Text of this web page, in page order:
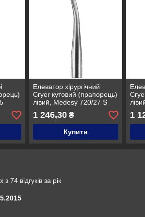
Елеватор хірургічний
Cryer кутовий (прапорець)
лівий, Medesy 720/27 S
1 246,30₴
Купити
1
74 відгуків за рік